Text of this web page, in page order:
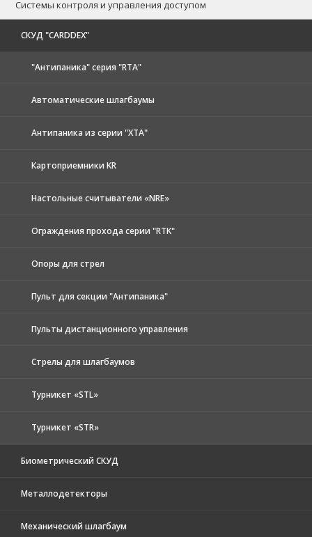
Системы контроля и управления доступом
CКУД "CARDDEX"
"Антипаника" серия "RTA"
Автоматические шлагбаумы
Антипаника из серии "XTA"
Картоприемники KR
Настольные считыватели «NRE»
Ограждения прохода серии "RTK"
Опоры для стрел
Пульт для секции "Антипаника"
Пульты дистанционного управления
Стрелы для шлагбаумов
Турникет «STL»
Турникет «STR»
Биометрический СКУД
Металлодетекторы
Механический шлагбаум